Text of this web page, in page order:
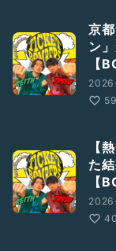
京
ン
【
59
【
た
【
40